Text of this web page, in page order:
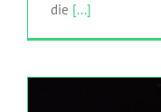
die [...]